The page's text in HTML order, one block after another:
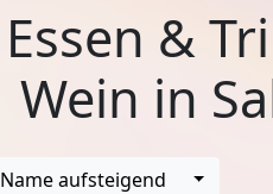
Essen &
Wein in
Name aufsteigend